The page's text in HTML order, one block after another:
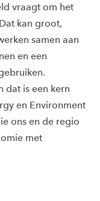
vraagt om het
kan groot,
samen aan
en een
dat is een kern
en Environment
ons en de regio
met